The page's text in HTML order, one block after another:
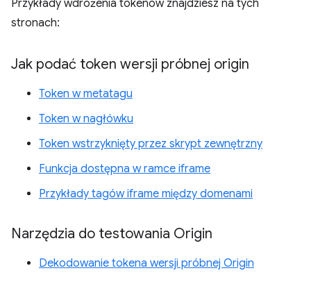
Przykłady wdrożenia tokenów znajdziesz na tych
stronach:
Jak podać token wersji próbnej origin
Token w metatagu
Token w nagłówku
Token wstrzyknięty przez skrypt zewnętrzny
Funkcja dostępna w ramce iframe
Przykłady tagów iframe między domenami
Narzędzia do testowania Origin
Dekodowanie tokena wersji próbnej Origin